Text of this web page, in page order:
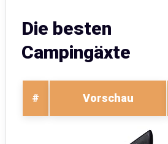
Die besten
Campingäxte
# Vorschau